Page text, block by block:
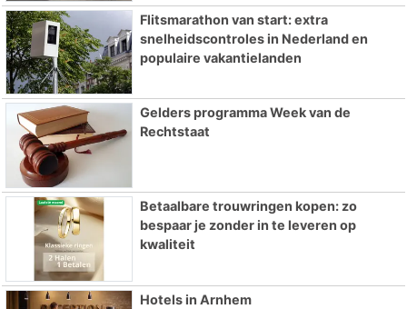
Flitsmarathon van start: extra
snelheidscontroles in Nederland en
populaire vakantielanden
Gelders programma Week van de
Rechtstaat
Betaalbare trouwringen kopen: zo
bespaar je zonder in te leveren op
kwaliteit
Hotels in Arnhem